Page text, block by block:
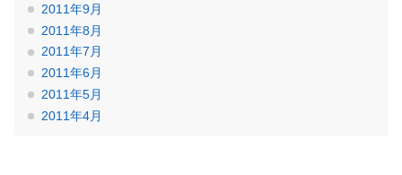
2011年9月
2011年8月
2011年7月
2011年6月
2011年5月
2011年4月